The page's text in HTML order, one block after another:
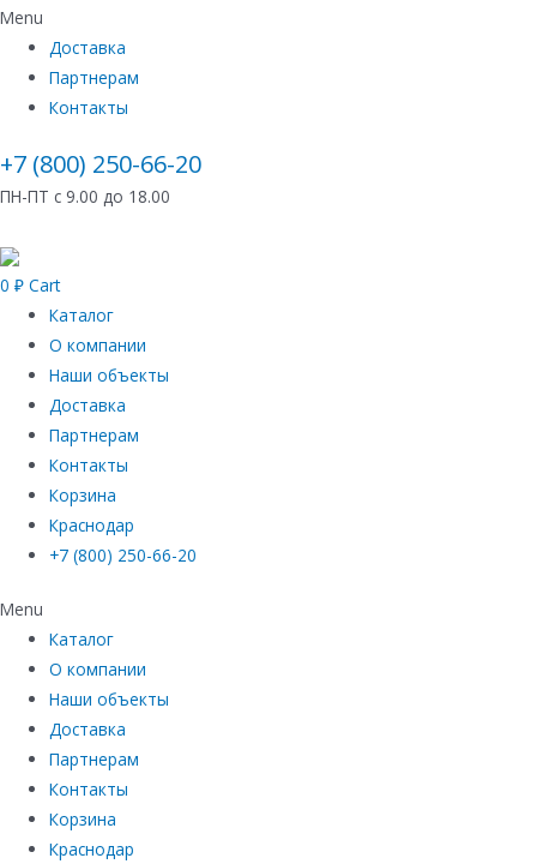
Menu
Доставка
Партнерам
Контакты
+7 (800) 250-66-20
ПН-ПТ с 9.00 до 18.00
0 ₽ Cart
Каталог
О компании
Наши объекты
Доставка
Партнерам
Контакты
Корзина
Краснодар
+7 (800) 250-66-20
Menu
Каталог
О компании
Наши объекты
Доставка
Партнерам
Контакты
Корзина
Краснодар